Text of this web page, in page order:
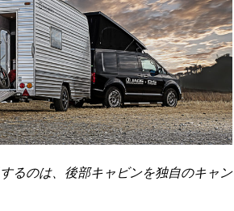
るのは、後部キャビンを独自のキャン